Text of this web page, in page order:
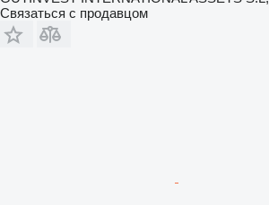
Связаться с продавцом